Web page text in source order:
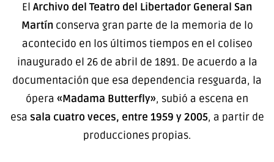
El Archivo del Teatro del Libertador General San
Martínconserva gran parte de la memoria de lo
acontecido en los últimos tiempos en el coliseo
inaugurado el 26 de abril de 1891. De acuerdo a la
documentación que esa dependencia resguarda, la
ópera «Madama Butterfly», subió a escena en
esa sala cuatro veces, entre 1959 y 2005, a partir de
producciones propias.